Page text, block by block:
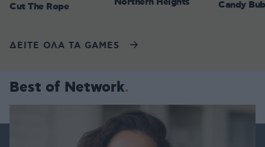
Cut The Rope Candy
ΔΕΙΤΕ ΟΛΑ ΤΑ GAMES
Best of Network